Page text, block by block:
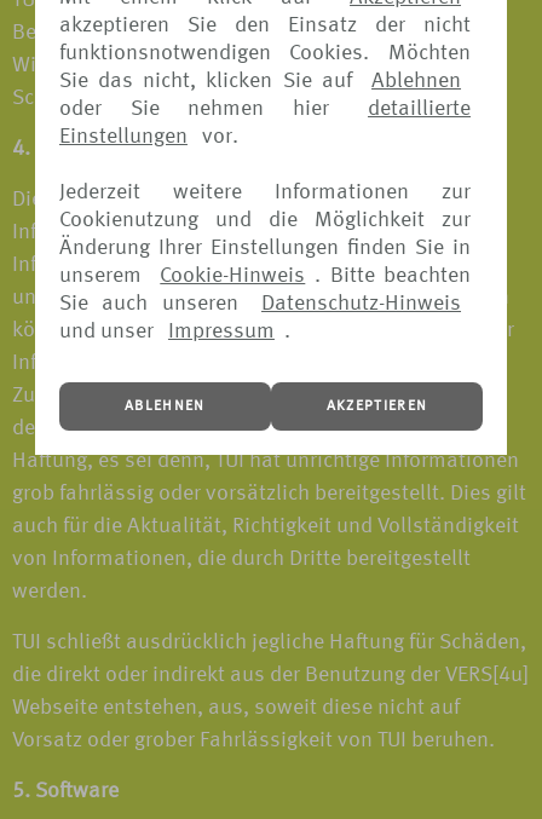
akzeptieren Sie den Einsatz der nicht
funktionsnotwendigen Cookies. Möchten
Sie das nicht, klicken Sie auf
Ablehnen
oder Sie nehmen hier
detaillierte
Einstellungen
vor.
Jederzeit weitere Informationen zur
Cookienutzung und die Möglichkeit zur
Änderung Ihrer Einstellungen finden Sie in
unserem
Cookie-Hinweis . Bitte beachten
Sie auch unseren
Datenschutz-Hinweis
und unser
Impressum .
ABLEHNEN AKZEPTIEREN
Beseitigung der Beeinträchtigung, bei
Wiederholungsgefahr Unterlassung verlangen sowie
Schadensersatzansprüche geltend machen.
4. Haftungsausschluss
Die VERS[4u] Webseite stellt ein unverbindliches
Informationsangebot dar. TUI bemüht sich, dass die
Informationen auf der VERS[4u] Webseite zutreffend
und auf dem aktuellen Stand sind. Die Informationen
können sich jederzeit ändern. TUI gibt hinsichtlich der
Informationen auf der VERS[4u] Webseite keine
Zusicherungen ab und übernimmt für die Richtigkeit
der Informationen keinerlei Gewährleistung oder
Haftung, es sei denn, TUI hat unrichtige Informationen
grob fahrlässig oder vorsätzlich bereitgestellt. Dies gilt
auch für die Aktualität, Richtigkeit und Vollständigkeit
von Informationen, die durch Dritte bereitgestellt
werden.
TUI schließt ausdrücklich jegliche Haftung für Schäden,
die direkt oder indirekt aus der Benutzung der VERS[4u]
Webseite entstehen, aus, soweit diese nicht auf
Vorsatz oder grober Fahrlässigkeit von TUI beruhen.
5. Software